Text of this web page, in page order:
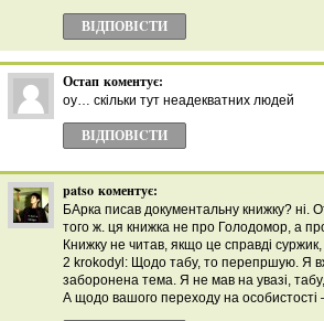
ВІДПОВІCТИ
Остап коментує:
оу… скільки тут неадекватних людей
ВІДПОВІCТИ
patso коментує:
БАрка писав документальну книжку? ні.
того ж. ця книжка не про Голодомор, а
Книжку не читав, якщо це справді
2 krokodyl: Щодо табу, то перепршую. Я
заборонена тема. Я не мав на увазі,
А щодо вашого переходу на особистості